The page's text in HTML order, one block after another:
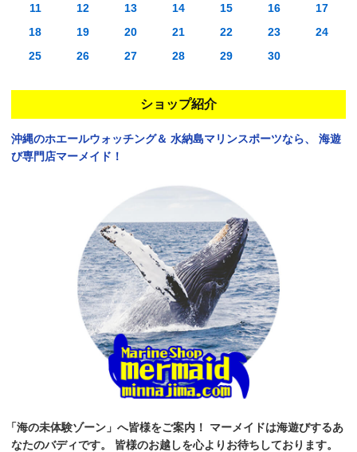
11
12 13 14 15 16
17
18
19 20 21 22 23
24
25
26 27 28 29 30
ショップ紹介
沖縄のホエールウォッチング＆ 水納島マリンスポーツなら、
海遊
び専門店マーメイド！
「海の未体験ゾーン」へ皆様をご案内！
マーメイドは海遊びするあ
なたのバディです。
皆様のお越しを心よりお待ちしております。